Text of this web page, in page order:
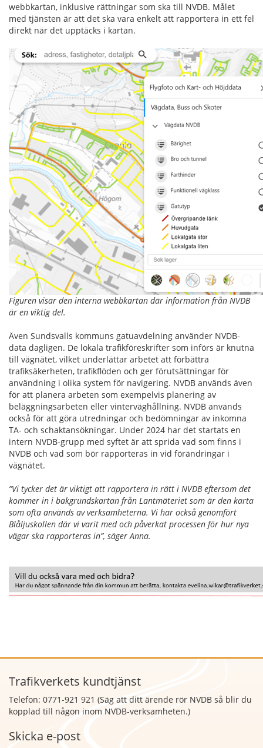
webbkartan, inklusive rättningar som ska till NVDB. Målet
med tjänsten är att det ska vara enkelt att rapportera in ett fel
direkt när det upptäcks i kartan.
Figuren visar den interna webbkartan där information från NVDB
är en viktig del.
Även Sundsvalls kommuns gatuavdelning använder NVDB-
data dagligen. De lokala trafikföreskrifter som införs är knutna
till vägnätet, vilket underlättar arbetet att förbättra
trafiksäkerheten, trafikflöden och ger förutsättningar för
användning i olika system för navigering. NVDB används även
för att planera arbeten som exempelvis planering av
beläggningsarbeten eller vinterväghållning. NVDB används
också för att göra utredningar och bedömningar av inkomna
TA- och schaktansökningar. Under 2024 har det startats en
intern NVDB-grupp med syftet är att sprida vad som finns i
NVDB och vad som bör rapporteras in vid förändringar i
vägnätet.
”Vi tycker det är viktigt att rapportera in rätt i NVDB eftersom det
kommer in i bakgrundskartan från Lantmäteriet som är den karta
som ofta används av verksamheterna. Vi har också genomfört
Blåljuskollen där vi varit med och påverkat processen för hur nya
vägar ska rapporteras in”, säger Anna.
Trafikverkets kundtjänst
Telefon: 0771-921 921 (Säg att ditt ärende rör NVDB så blir du
kopplad till någon inom NVDB-verksamheten.)
Skicka e-post